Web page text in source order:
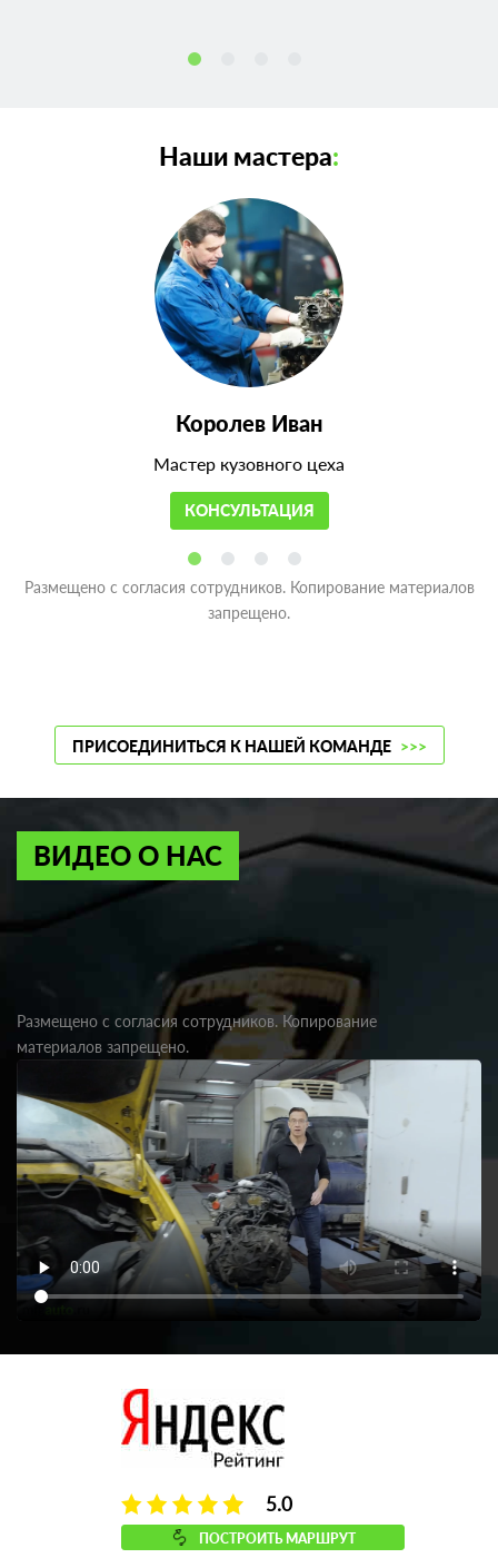
Наши мастера:
Королев Иван
Мастер кузовного цеха
КОНСУЛЬТАЦИЯ
Размещено с согласия сотрудников. Копирование материалов
запрещено.
ПРИСОЕДИНИТЬСЯ К НАШЕЙ КОМАНДЕ >>>
ВИДЕО О НАС
Размещено с согласия сотрудников. Копирование
материалов запрещено.
5.0
ПОСТРОИТЬ МАРШРУТ